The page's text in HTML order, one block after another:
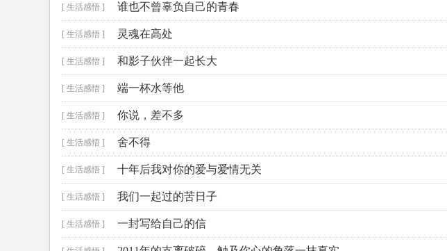
[ 生活感悟 ] 谁也不曾辜负自己的青春
[ 生活感悟 ] 灵魂在高处
[ 生活感悟 ] 和影子伙伴一起长大
[ 生活感悟 ] 端一杯水等他
[ 生活感悟 ] 你说，差不多
[ 生活感悟 ] 舍不得
[ 生活感悟 ] 十年后我对你的爱与爱情无关
[ 生活感悟 ] 我们一起过的苦日子
[ 生活感悟 ] 一封写给自己的信